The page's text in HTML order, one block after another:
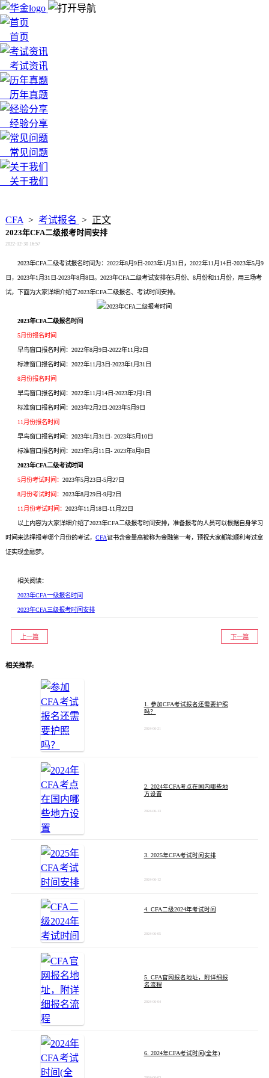
首页
考试资讯
历年真题
经验分享
常见问题
关于我们
CFA > 考试报名 > 正文
2023年CFA二级报考时间安排
2022-12-30 16:57
2023年CFA二级考试报名时间为：2022年8月9日-2023年1月31日，2022年11月14日-2023年5月9
日，2023年1月31日-2023年8月8日。2023年CFA二级考试安排在5月份、8月份和11月份，用三场考
试，下面为大家详细介绍了2023年CFA二级报名、考试时间安排。
2023年CFA二级报名时间
5月份报名时间
早鸟窗口报名时间：2022年8月9日-2022年11月2日
标准窗口报名时间：2022年11月3日-2023年1月31日
8月份报名时间
早鸟窗口报名时间：2022年11月14日-2023年2月1日
标准窗口报名时间：2023年2月2日-2023年5月9日
11月份报名时间
早鸟窗口报名时间：2023年1月31日- 2023年5月10日
标准窗口报名时间：2023年5月11日- 2023年8月8日
2023年CFA二级考试时间
5月份考试时间： 2023年5月23日-5月27日
8月份考试时间： 2023年8月29日-9月2日
11月份考试时间： 2023年11月18日-11月22日
以上内容为大家详细介绍了2023年CFA二级报考时间安排，准备报考的人员可以根据自身学习
时间来选择报考哪个月份的考试， CFA证书含金量高被称为金融第一考，预祝大家都能顺利考过拿
证实现金融梦。
相关阅读：
2023年CFA一级报名时间
2023年CFA三级报考时间安排
上一篇 下一篇
相关推荐:
1. 参加CFA考试报名还需要护照
吗？
2024-06-21
2. 2024年CFA考点在国内哪些地
方设置
2024-06-13
3. 2025年CFA考试时间安排
2024-06-12
4. CFA二级2024年考试时间
2024-06-05
5. CFA官网报名地址，附详细报
名流程
2024-06-04
6. 2024年CFA考试时间(全年)
2024-06-03